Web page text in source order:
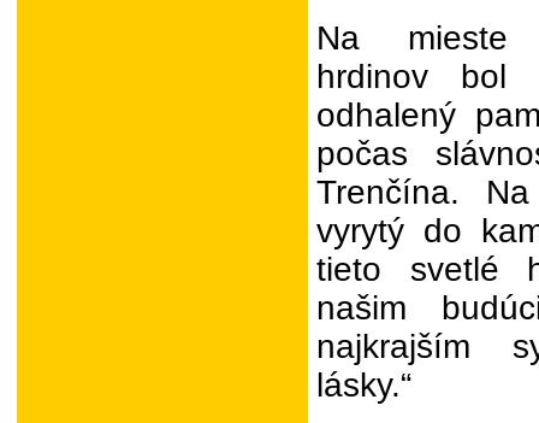
Na mieste
hrdinov bol
odhalený
počas
Trenčína.
vyrytý do
tieto svetlé
našim
najkrajším
lásky.“